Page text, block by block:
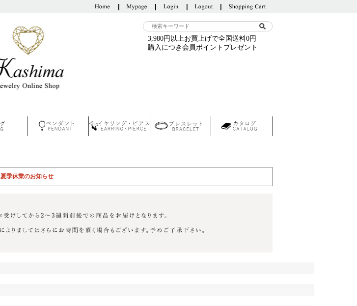
3,980円以上お買上げで全国送料0円
購入につき会員ポイントプレゼント
夏季休業のお知らせ